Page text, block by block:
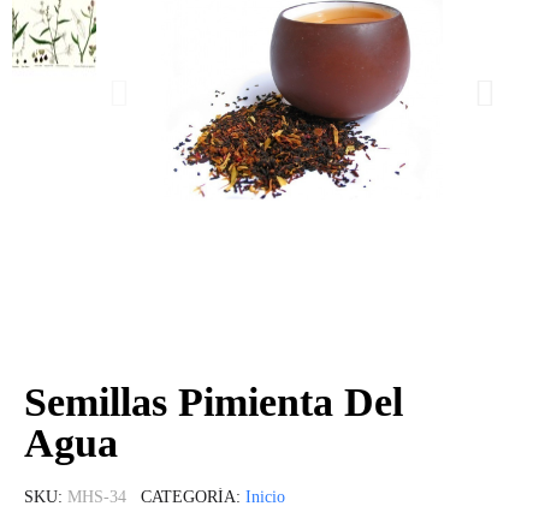
Semillas Pimienta Del
Agua
SKU MHS-34 CATEGORÍA Inicio